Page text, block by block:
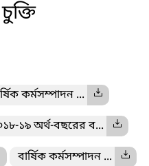
কর্মসম্পাদন ...
১৯ অর্থ-বছরের ব...
বার্ষিক কর্মসম্পাদন ...